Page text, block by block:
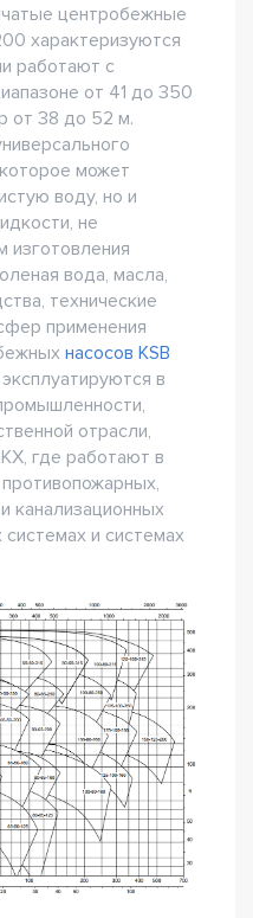
центробежные
характеризуются
работают с
от 41 до 350
от 38 до 52 м.
может
воду, но и
не
изготовления
вода, масла,
технические
применения
насосов KSB
в
отрасли,
где работают в
канализационных
и системах